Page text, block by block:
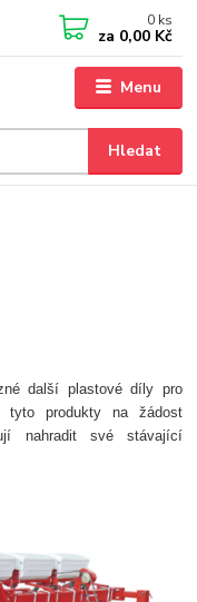
Menu
Hledat
0 ks
za 0,00 Kč
další plastové díly pro
tyto produkty na žádost
nahradit své stávající